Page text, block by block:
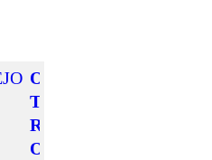
O
T
R
O